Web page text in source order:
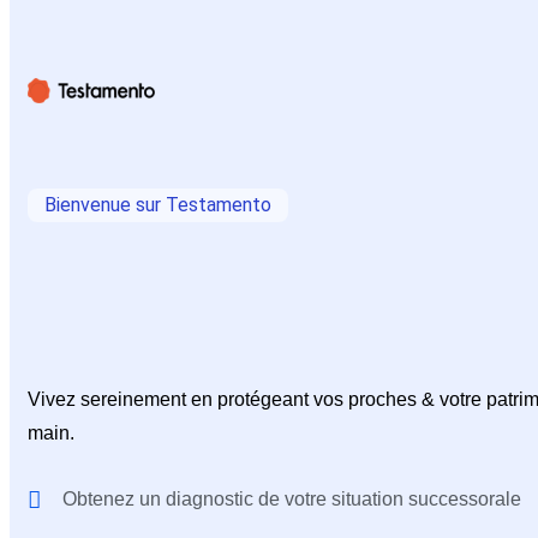
Bienvenue sur Testamento
Vivez sereinement en protégeant vos proches & votre
main.
Obtenez un diagnostic de votre situation successorale